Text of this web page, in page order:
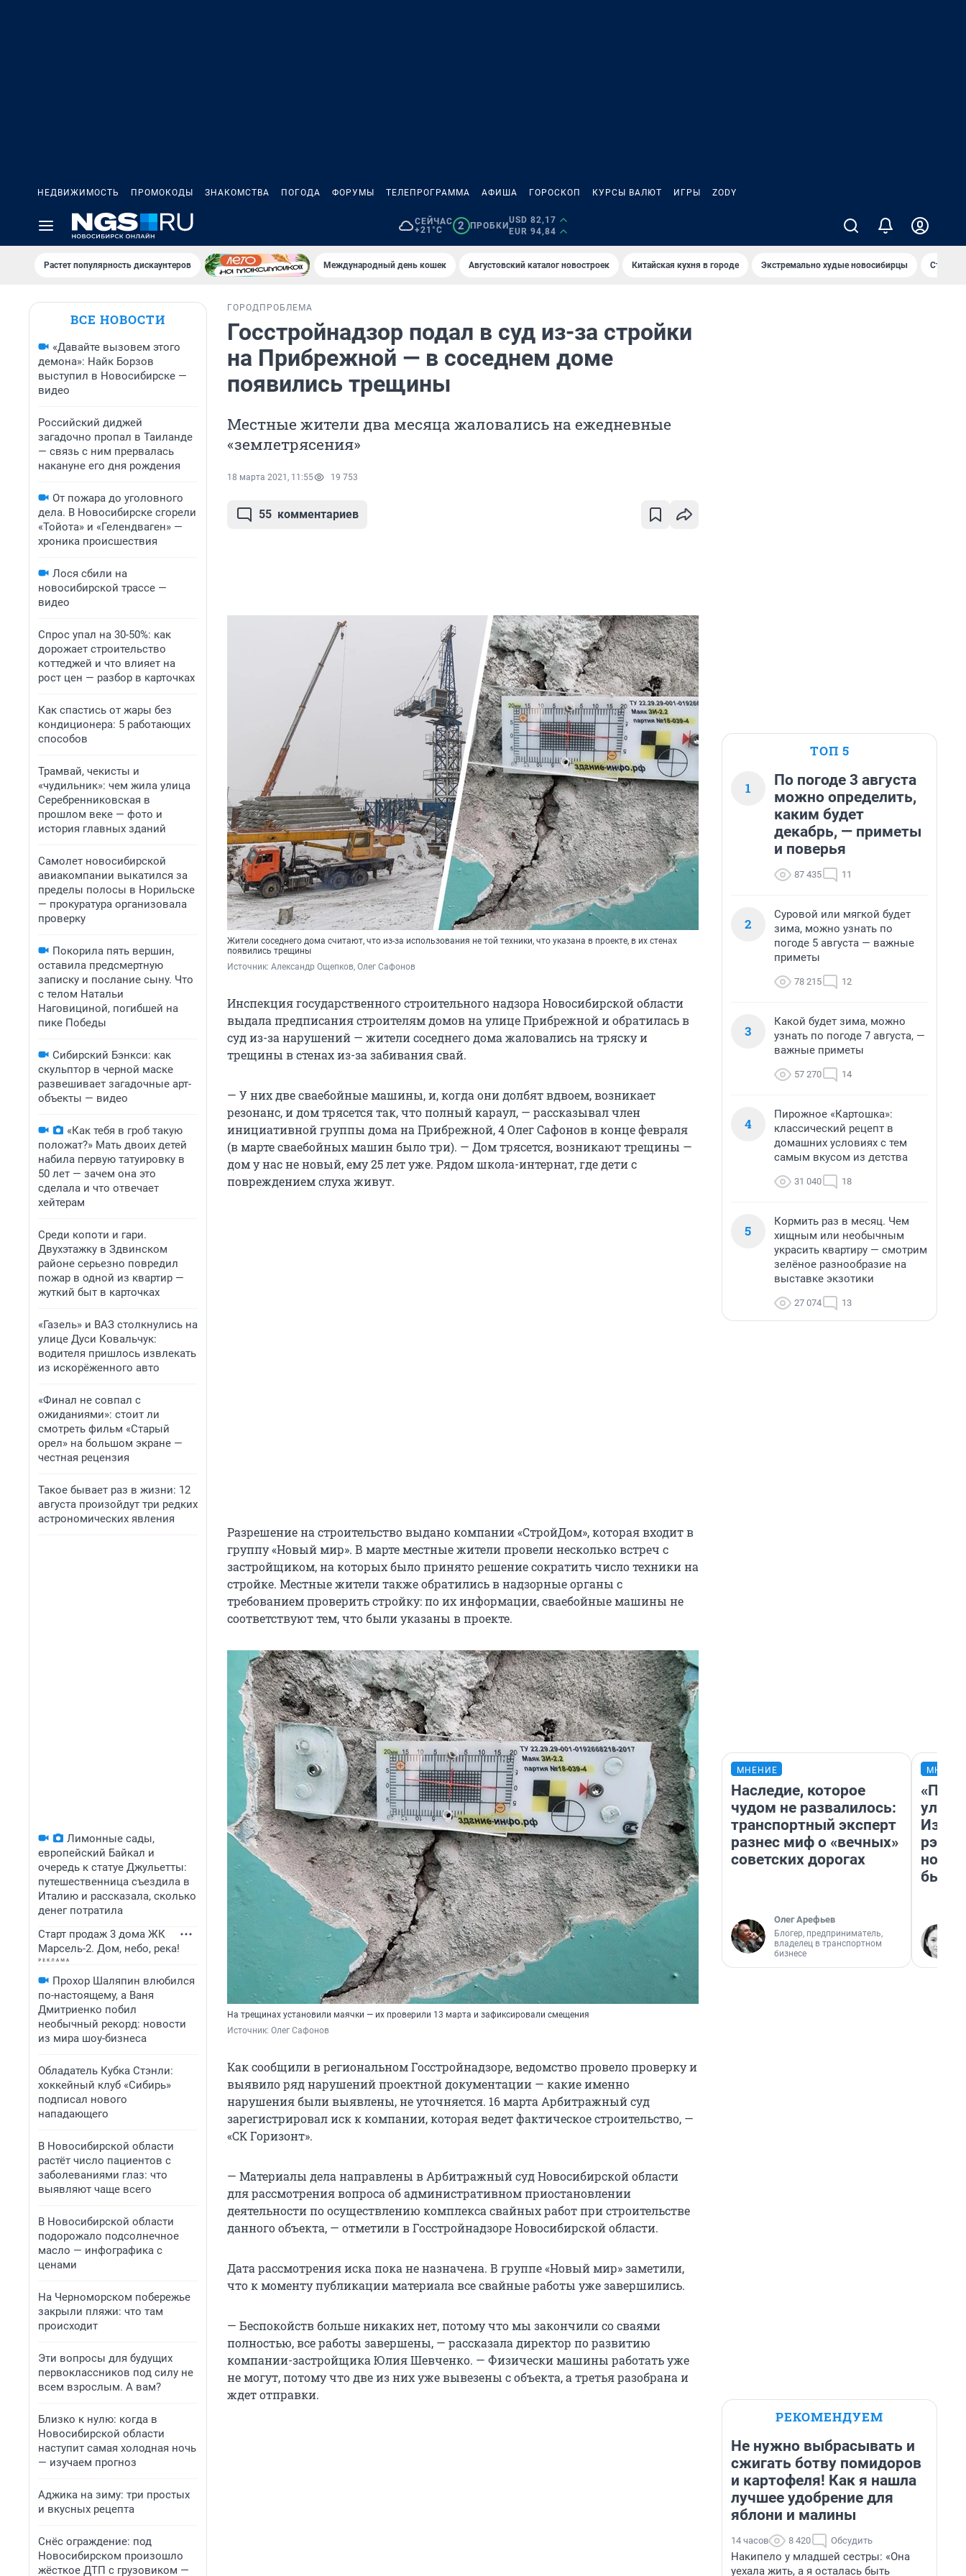
НЕДВИЖИМОСТЬ ПРОМОКОДЫ ЗНАКОМСТВА ПОГОДА ФОРУМЫ ТЕЛЕПРОГРАММА АФИША ГОРОСКОП КУРСЫ ВАЛЮТ ИГРЫ ZODY
СЕЙЧАС
+21°C
2 ПРОБКИ
USD 82,17
EUR 94,84
Растет популярность дискаунтеров Международный день кошек Августовский каталог новостроек Китайская кухня в городе Экстремально худые новосибирцы Старт
ВСЕ НОВОСТИ
«Давайте вызовем этого
демона»: Найк Борзов
выступил в Новосибирске —
видео
Российский диджей
загадочно пропал в Таиланде
— связь с ним прервалась
накануне его дня рождения
От пожара до уголовного
дела. В Новосибирске сгорели
«Тойота» и «Гелендваген» —
хроника происшествия
Лося сбили на
новосибирской трассе —
видео
Спрос упал на 30-50%: как
дорожает строительство
коттеджей и что влияет на
рост цен — разбор в карточках
Как спастись от жары без
кондиционера: 5 работающих
способов
Трамвай, чекисты и
«чудильник»: чем жила улица
Серебренниковская в
прошлом веке — фото и
история главных зданий
Самолет новосибирской
авиакомпании выкатился за
пределы полосы в Норильске
— прокуратура организовала
проверку
Покорила пять вершин,
оставила предсмертную
записку и послание сыну. Что
с телом Натальи
Наговициной, погибшей на
пике Победы
Сибирский Бэнкси: как
скульптор в черной маске
развешивает загадочные арт-
объекты — видео
«Как тебя в гроб такую
положат?» Мать двоих детей
набила первую татуировку в
50 лет — зачем она это
сделала и что отвечает
хейтерам
Среди копоти и гари.
Двухэтажку в Здвинском
районе серьезно повредил
пожар в одной из квартир —
жуткий быт в карточках
«Газель» и ВАЗ столкнулись на
улице Дуси Ковальчук:
водителя пришлось извлекать
из искорёженного авто
«Финал не совпал с
ожиданиями»: стоит ли
смотреть фильм «Старый
орел» на большом экране —
честная рецензия
Такое бывает раз в жизни: 12
августа произойдут три редких
астрономических явления
Лимонные сады,
европейский Байкал и
очередь к статуе Джульетты:
путешественница съездила в
Италию и рассказала, сколько
денег потратила
Старт продаж 3 дома ЖК
Марсель-2. Дом, небо, река!
Прохор Шаляпин влюбился
по-настоящему, а Ваня
Дмитриенко побил
необычный рекорд: новости
из мира шоу-бизнеса
Обладатель Кубка Стэнли:
хоккейный клуб «Сибирь»
подписал нового
нападающего
В Новосибирской области
растёт число пациентов с
заболеваниями глаз: что
выявляют чаще всего
В Новосибирской области
подорожало подсолнечное
масло — инфографика с
ценами
На Черноморском побережье
закрыли пляжи: что там
происходит
Эти вопросы для будущих
первоклассников под силу не
всем взрослым. А вам?
Близко к нулю: когда в
Новосибирской области
наступит самая холодная ночь
— изучаем прогноз
Аджика на зиму: три простых
и вкусных рецепта
Снёс ограждение: под
Новосибирском произошло
жёсткое ДТП с грузовиком —
ГОРОД ПРОБЛЕМА
Госстройнадзор подал в суд из-за стройки
на Прибрежной — в соседнем доме
появились трещины
Местные жители два месяца жаловались на ежедневные
«землетрясения»
18 марта 2021, 11:55 19 753
55 комментариев
Жители соседнего дома считают, что из-за использования не той техники, что указана в проекте, в их стенах
появились трещины
Источник: Александр Ощепков, Олег Сафонов
Инспекция государственного строительного надзора Новосибирской области
выдала предписания строителям домов на улице Прибрежной и обратилась в
суд из-за нарушений — жители соседнего дома жаловались на тряску и
трещины в стенах из-за забивания свай.
— У них две сваебойные машины, и, когда они долбят вдвоем, возникает
резонанс, и дом трясется так, что полный караул, — рассказывал член
инициативной группы дома на Прибрежной, 4 Олег Сафонов в конце февраля
(в марте сваебойных машин было три). — Дом трясется, возникают трещины —
дом у нас не новый, ему 25 лет уже. Рядом школа-интернат, где дети с
повреждением слуха живут.
Разрешение на строительство выдано компании «СтройДом», которая входит в
группу «Новый мир». В марте местные жители провели несколько встреч с
застройщиком, на которых было принято решение сократить число техники на
стройке. Местные жители также обратились в надзорные органы с
требованием проверить стройку: по их информации, сваебойные машины не
соответствуют тем, что были указаны в проекте.
На трещинах установили маячки — их проверили 13 марта и зафиксировали смещения
Источник: Олег Сафонов
Как сообщили в региональном Госстройнадзоре, ведомство провело проверку и
выявило ряд нарушений проектной документации — какие именно
нарушения были выявлены, не уточняется. 16 марта Арбитражный суд
зарегистрировал иск к компании, которая ведет фактическое строительство, —
«СК Горизонт».
— Материалы дела направлены в Арбитражный суд Новосибирской области
для рассмотрения вопроса об административном приостановлении
деятельности по осуществлению комплекса свайных работ при строительстве
данного объекта, — отметили в Госстройнадзоре Новосибирской области.
Дата рассмотрения иска пока не назначена. В группе «Новый мир» заметили,
что к моменту публикации материала все свайные работы уже завершились.
— Беспокойств больше никаких нет, потому что мы закончили со сваями
полностью, все работы завершены, — рассказала директор по развитию
компании-застройщика Юлия Шевченко. — Физически машины работать уже
не могут, потому что две из них уже вывезены с объекта, а третья разобрана и
ждет отправки.
ТОП 5
1
По погоде 3 августа
можно определить,
каким будет
декабрь, — приметы
и поверья
87 435 11
2
Суровой или мягкой будет
зима, можно узнать по
погоде 5 августа — важные
приметы
78 215 12
3
Какой будет зима, можно
узнать по погоде 7 августа, —
важные приметы
57 270 14
4
Пирожное «Картошка»:
классический рецепт в
домашних условиях с тем
самым вкусом из детства
31 040 18
5
Кормить раз в месяц. Чем
хищным или необычным
украсить квартиру — смотрим
зелёное разнообразие на
выставке экзотики
27 074 13
МНЕНИЕ
Наследие, которое
чудом не развалилось:
транспортный эксперт
разнес миф о «вечных»
советских дорогах
Олег Арефьев
Блогер, предприниматель,
владелец в транспортном
бизнесе
было
РЕКОМЕНДУЕМ
Не нужно выбрасывать и
сжигать ботву помидоров
и картофеля! Как я нашла
лучшее удобрение для
яблони и малины
14 часов 8 420 Обсудить
Накипело у младшей сестры: «Она
уехала жить, а я осталась быть